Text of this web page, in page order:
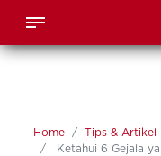
Home
Tips & Artikel
Ketahui 6 Gejala